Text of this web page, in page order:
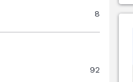
8
92